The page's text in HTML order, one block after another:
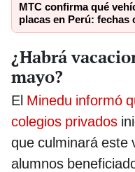
MTC confirma qué
placas en Perú: fechas
¿Habrá
mayo?
El Minedu informó
colegios privados
que culminará este
alumnos